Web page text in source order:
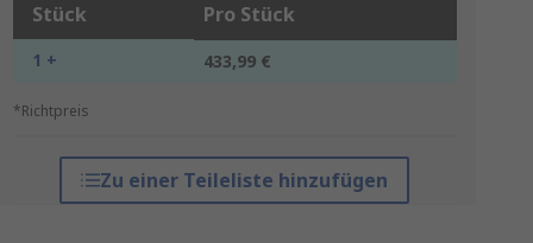
Stück Pro Stück
1 + 433,99 €
*Richtpreis
Zu einer Teileliste hinzufügen